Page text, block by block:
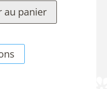
au panier